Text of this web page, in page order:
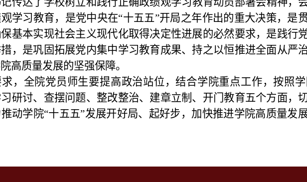
学习教育，是党中央在“十五五”开局之年作出的重大决策，是
基本实现社会主义现代化取得决定性进展的必然要求，是践行
，是巩固拓展党内集中学习教育成果、持之以恒推进全面从严
高质量发展的坚强保障。
，全院党员师生要提高政治站位，结合学院重点工作，按照
研讨、查摆问题、整改整治、建章立制、开门教育五个方面，
动学院“十五五”发展开好局、起好步，加快推进学院高质量发